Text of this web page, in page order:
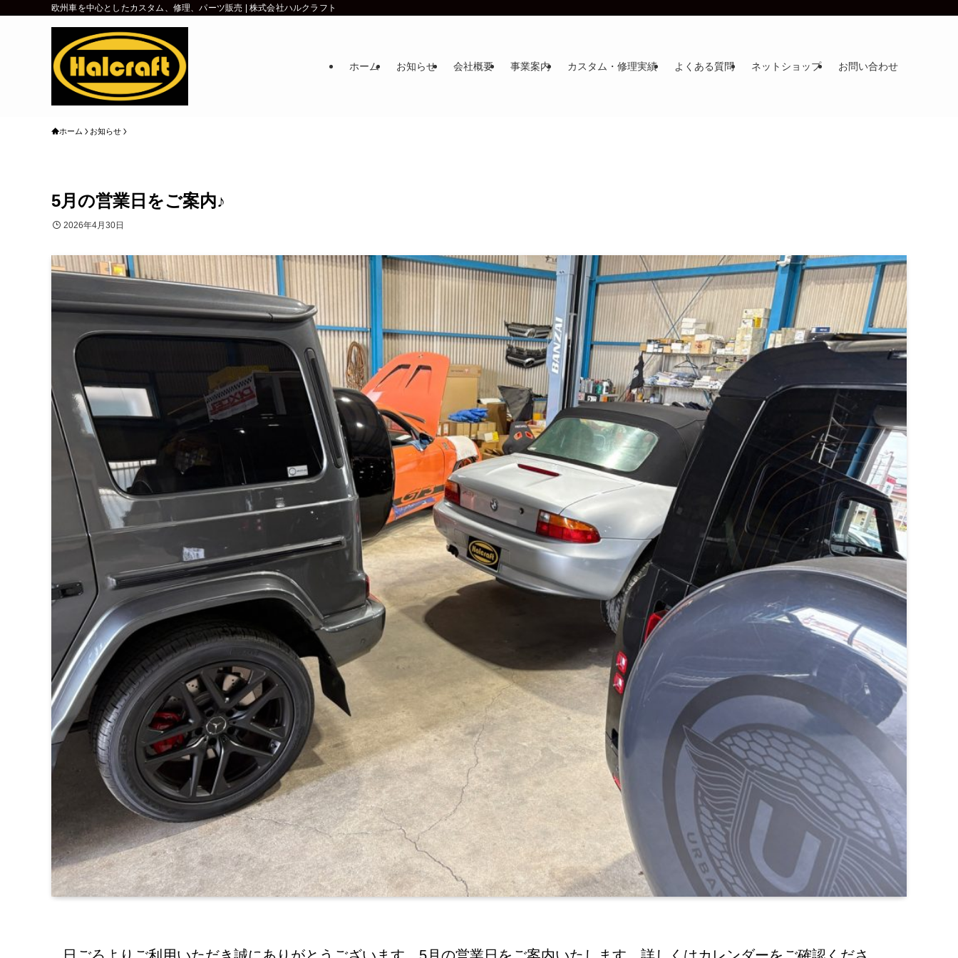
欧州車を中心としたカスタム、修理、パーツ販売 | 株式会社ハルクラフト
ホーム お知らせ 会社概要 事業案内 カスタム・修理実績 よくある質問 ネットショップ お問い合わせ
ホーム お知らせ
5月の営業日をご案内♪
2026年4月30日